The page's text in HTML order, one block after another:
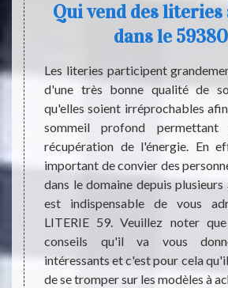
en
cible
La
le
de
et le
un lit
pas
le lit
le lit
Qui vend des literies
dans le
Les literies participent
d'une très bonne qualité de
qu'elles soient irréprochables
sommeil profond permettant
récupération de l'énergie. En
important de convier des
dans le domaine depuis plusieurs
est indispensable de vous
LITERIE 59. Veuillez noter
conseils qu'il va vous
intéressants et c'est pour cela
de se tromper sur les modèles à